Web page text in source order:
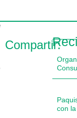
Compartir:
con